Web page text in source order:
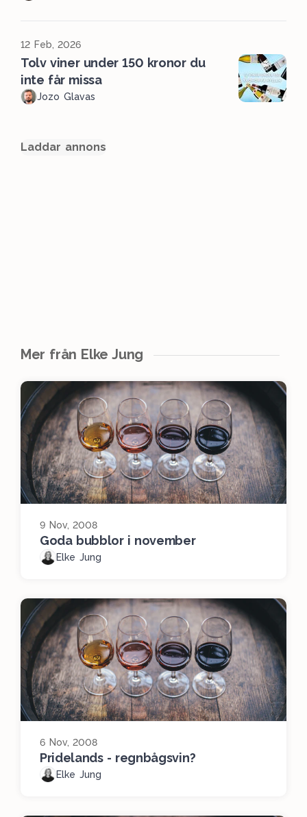
12 Feb, 2026
Tolv viner under 150 kronor du
inte får missa
Jozo Glavas
Laddar annons
Mer från Elke Jung
9 Nov, 2008
Goda bubblor i november
Elke Jung
6 Nov, 2008
Pridelands - regnbågsvin?
Elke Jung